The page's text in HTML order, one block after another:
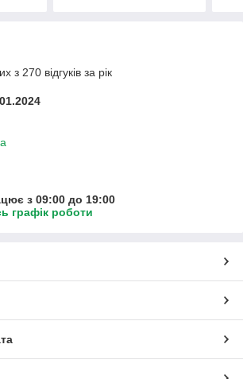
з 270 відгуків за рік
з 09:00 до 19:00
графік роботи